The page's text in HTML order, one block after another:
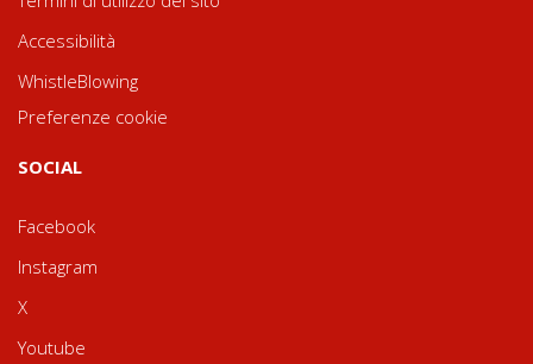
Accessibilità
WhistleBlowing
Preferenze cookie
SOCIAL
Facebook
Instagram
X
Youtube